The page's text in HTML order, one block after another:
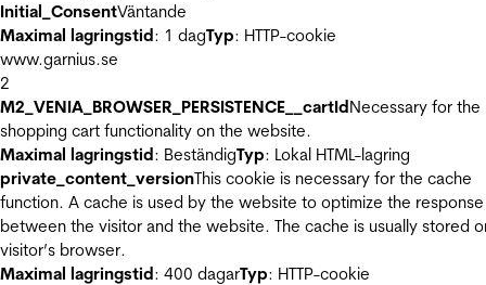
Initial_ConsentVäntande
Maximal lagringstid: 1 dagTyp: HTTP-cookie
www.garnius.se
2
M2_VENIA_BROWSER_PERSISTENCE__cartIdNecessary for the
shopping cart functionality on the website.
Maximal lagringstid: BeständigTyp: Lokal HTML-lagring
private_content_versionThis cookie is necessary for the cache
function. A cache is used by the website to optimize the
between the visitor and the website. The cache is usually stored
visitor’s browser.
Maximal lagringstid: 400 dagarTyp: HTTP-cookie